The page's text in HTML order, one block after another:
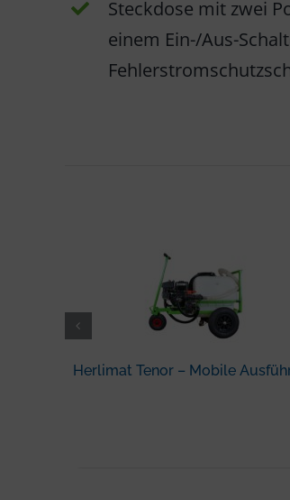
Steckdose mit zwei
einem Ein-/Aus-
Herlimat Tenor – Mobile